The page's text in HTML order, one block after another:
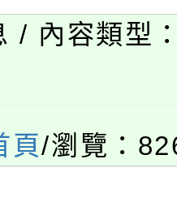
8/29、30在
日，桃園電
市運動會8/
/ 內容類型
頁/瀏覽：